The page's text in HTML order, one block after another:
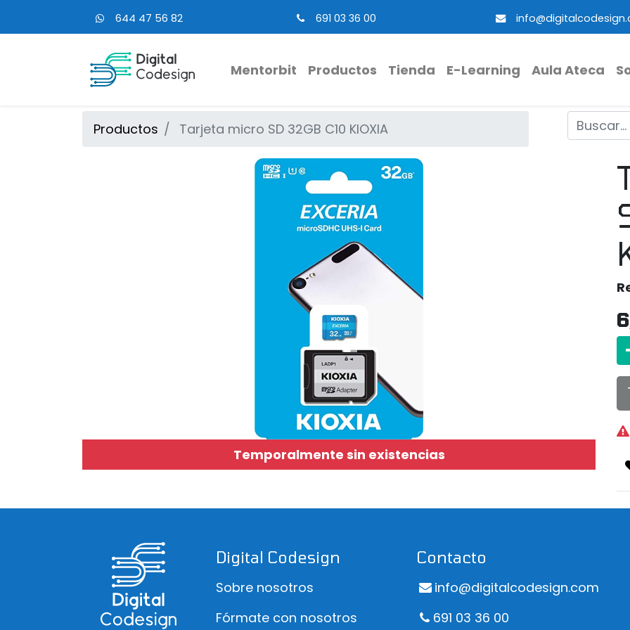
644 47 56 82 691 03 36 00
Mentorbit Productos Tienda E-Learning Aula Ateca
Productos Tarjeta micro SD 32GB C10 KIOXIA
Temporalmente sin existencias
Digital Codesign
Sobre nosotros
Fórmate con nosotros
Contacto
info@digitalcodesign.com
691 03 36 00